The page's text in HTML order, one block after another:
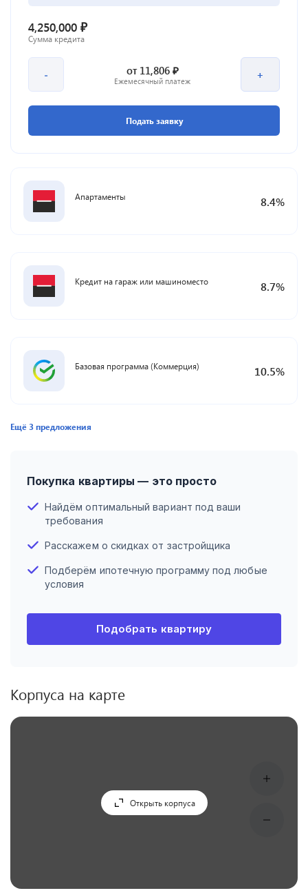
4,250,000 ₽
Сумма кредита
- от 11,806 ₽
Ежемесячный платеж +
Подать заявку
Апартаменты 8.4%
Кредит на гараж или машиноместо 8.7%
Базовая программа (Коммерция) 10.5%
Ещё3предложения
Покупка квартиры — это просто
Найдём оптимальный вариант под ваши
требования
Расскажем о скидках от застройщика
Подберём ипотечную программу под любые
условия
Подобрать квартиру
Корпуса на карте
Открыть корпуса